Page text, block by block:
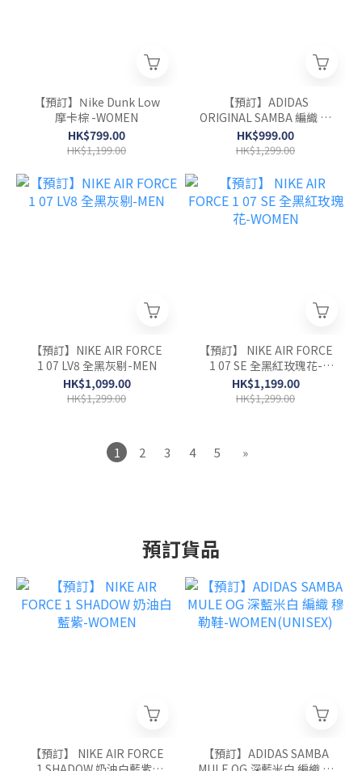
【預訂】Νike Dunk Low
摩卡棕 -WOMEN
HK$799.00
HK$1,199.00
【預訂】ADIDAS
ORIGINAL SAMBA 編織 奶
油棕-WOMEN
HK$999.00
HK$1,299.00
【預訂】NIKE AIR FORCE
1 07 LV8 全黑灰剔-MEN
HK$1,099.00
HK$1,299.00
【預訂】 NIKE AIR FORCE
1 07 SE 全黑紅玫瑰花-
WOMEN
HK$1,199.00
HK$1,299.00
1 2 3 4 5 »
預訂貨品
【預訂】 NIKE AIR FORCE
【預訂】ADIDAS SAMBA